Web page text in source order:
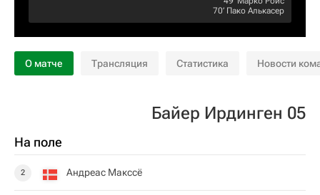
70‎’‎ Пако Алькасер
О матче Трансляция Статистика Новости
Байер Ирдинген 05
На поле
2 Андреас Макссё